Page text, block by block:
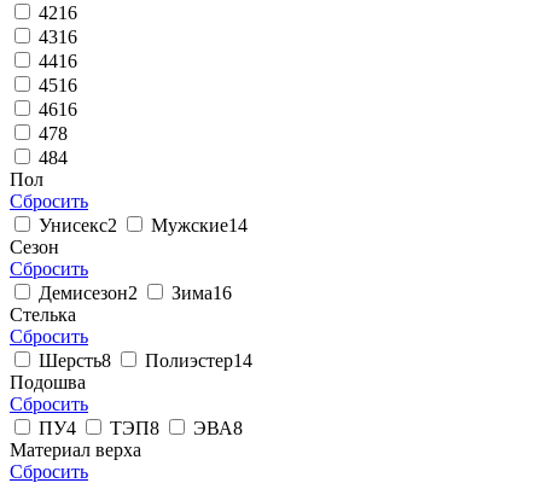
4216
4316
4416
4516
4616
478
484
Пол
Сбросить
Унисекс2 Мужские14
Сезон
Сбросить
Демисезон2 Зима16
Стелька
Сбросить
Шерсть8 Полиэстер14
Подошва
Сбросить
ПУ4 ТЭП8 ЭВА8
Материал верха
Сбросить